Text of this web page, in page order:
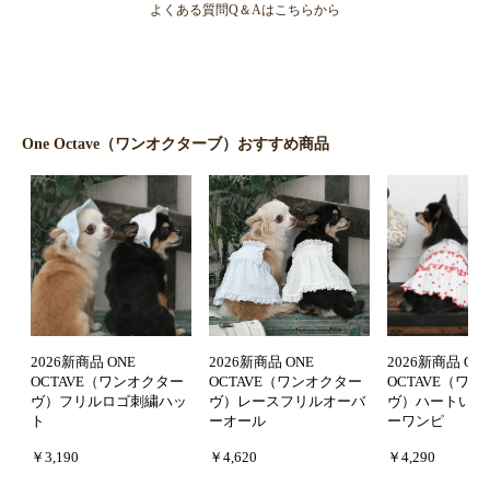
よくある質問Q＆Aはこちらから
One Octave（ワンオクターブ）おすすめ商品
2026新商品 ONE
OCTAVE（ワンオクター
ヴ）フリルロゴ刺繍ハッ
ト
￥3,190
2026新商品 ONE
OCTAVE（ワンオクター
ヴ）レースフリルオーバ
ーオール
￥4,620
2026新商品
OCTAVE（ワン
ヴ）ハートい
ーワンピ
￥4,290